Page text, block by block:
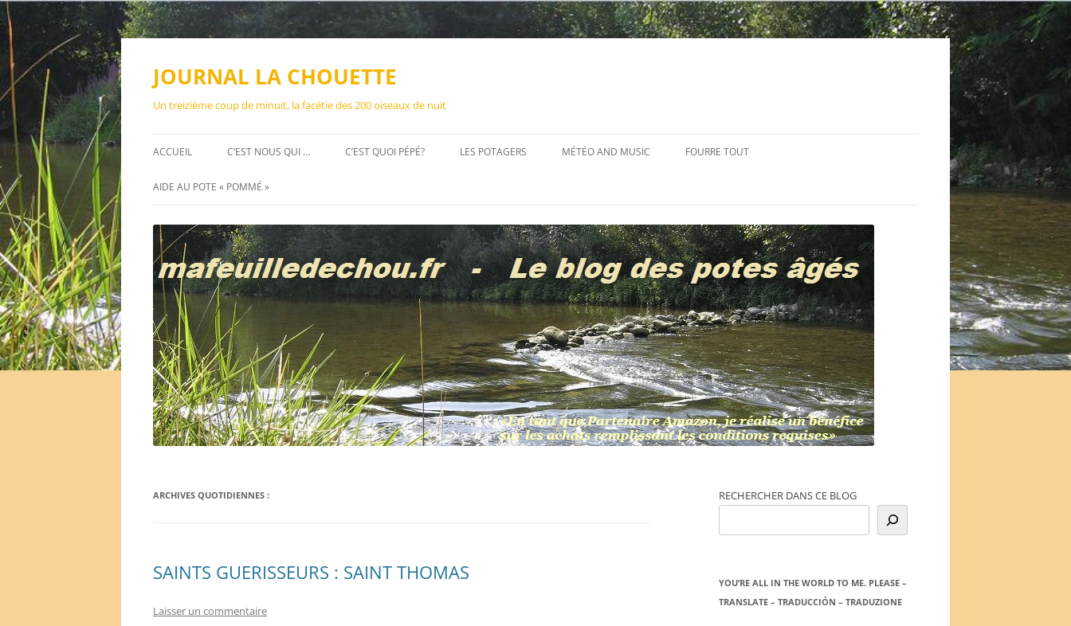
Aller
JOURNAL LA CHOUETTE
Un treizième coup de minuit, la facétie des 200 oiseaux de nuit
ACCUEIL C’EST NOUS QUI … C’EST QUOI PÉPÉ? LES POTAGERS MÉTÉO AND MUSIC FOURRE TOUT
AIDE AU POTE « POMMÉ »
ARCHIVES QUOTIDIENNES :
SAINTS GUERISSEURS : SAINT THOMAS
Laisser un commentaire
RECHERCHER DANS CE BLOG
YOU’RE ALL IN THE WORLD TO ME. PLEASE –
TRANSLATE – TRADUCCIÓN – TRADUZIONE